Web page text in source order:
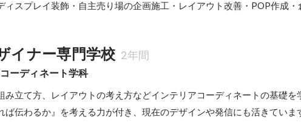
ィスプレイ装飾・自主売り場の企画施工・レイアウト改善・POP作成・
イナー専門学校 2年間
ーディネート学科
み立て方、レイアウトの考え方などインテリアコーディネートの基礎を
ば伝わるか』を考える力が付き、現在のデザインや発信にも活きていま